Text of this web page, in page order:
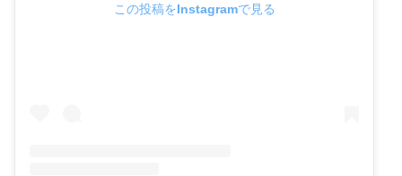
この投稿をInstagramで見る